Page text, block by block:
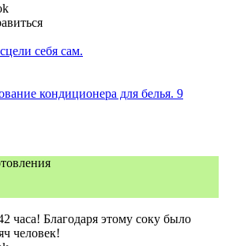
себя сам.
кондиционера для белья. 9
часа! Благодаря этому соку было
человек!